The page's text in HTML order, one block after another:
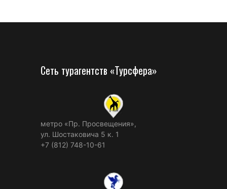
Сеть турагентств «Турсфера»
метро «Пр. Просвещения»,
ул. Шостаковича 5 к. 1
+7 (812) 748-10-61